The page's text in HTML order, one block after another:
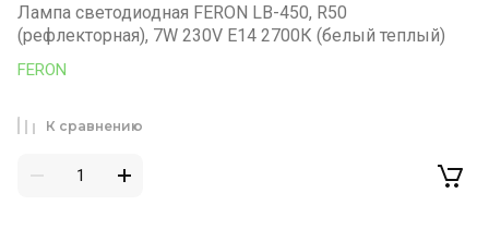
Лампа светодиодная FERON LB-450, R50
(рефлекторная), 7W 230V E14 2700К (белый теплый)
FERON
К сравнению